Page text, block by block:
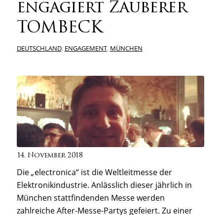
engagiert Zauberer
TOMBECK
DEUTSCHLAND, ENGAGEMENT, MÜNCHEN
14. November 2018
Die„electronica“ ist die Weltleitmesse der
Elektronikindustrie. Anlässlich dieser jährlich in
München stattfindenden Messe werden
zahlreiche After-Messe-Partys gefeiert. Zu einer